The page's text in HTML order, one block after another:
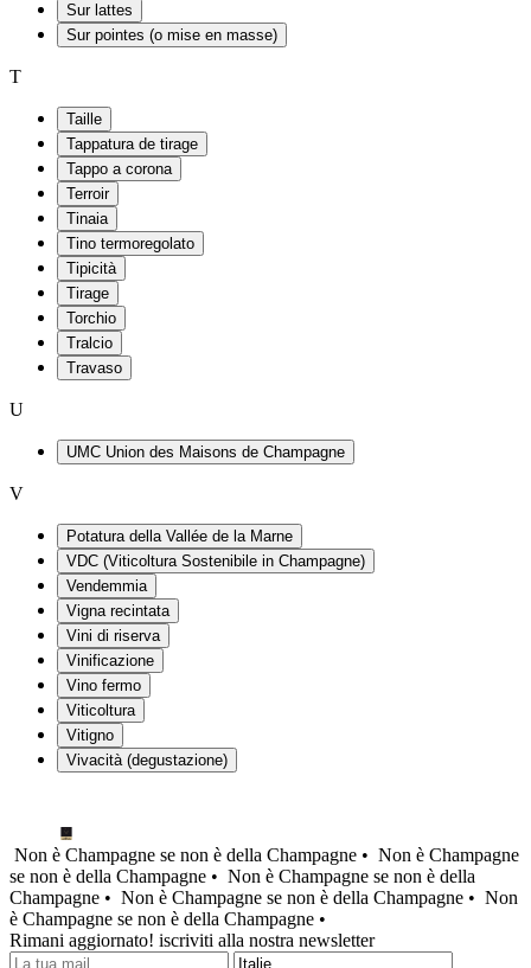
Sur lattes
Sur pointes (o mise en masse)
T
Taille
Tappatura de tirage
Tappo a corona
Terroir
Tinaia
Tino termoregolato
Tipicità
Tirage
Torchio
Tralcio
Travaso
U
UMC Union des Maisons de Champagne
V
Potatura della Vallée de la Marne
VDC (Viticoltura Sostenibile in Champagne)
Vendemmia
Vigna recintata
Vini di riserva
Vinificazione
Vino fermo
Viticoltura
Vitigno
Vivacità (degustazione)
Non è Champagne se non è della Champagne • Non è Champagne
se non è della Champagne • Non è Champagne se non è della
Champagne • Non è Champagne se non è della Champagne • Non
è Champagne se non è della Champagne •
Rimani aggiornato! iscriviti alla nostra newsletter